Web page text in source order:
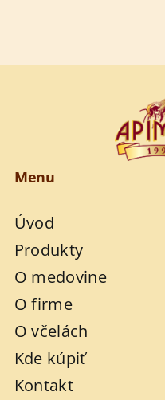
Menu
Úvod
Produkty
O medovine
O firme
O včelách
Kde kúpiť
Kontakt